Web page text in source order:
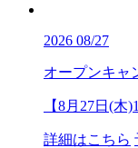
2026 08/27
オープンキャ
【8月27日(木
詳細はこちら